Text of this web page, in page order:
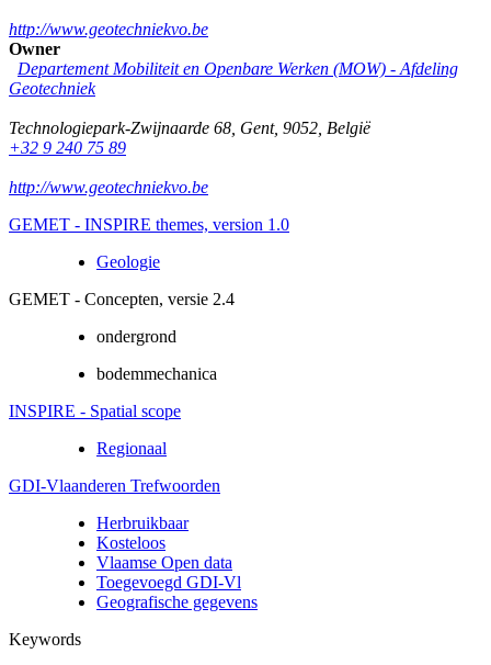
http://www.geotechniekvo.be
Owner
Departement Mobiliteit en Openbare Werken (MOW) - Afdeling
Geotechniek
Technologiepark-Zwijnaarde 68 Gent, 9052 België
+32 9 240 75 89
http://www.geotechniekvo.be
GEMET - INSPIRE themes, version 1.0
Geologie
GEMET - Concepten, versie 2.4
ondergrond
bodemmechanica
INSPIRE - Spatial scope
Regionaal
GDI-Vlaanderen Trefwoorden
Herbruikbaar
Kosteloos
Vlaamse Open data
Toegevoegd GDI-Vl
Geografische gegevens
Keywords